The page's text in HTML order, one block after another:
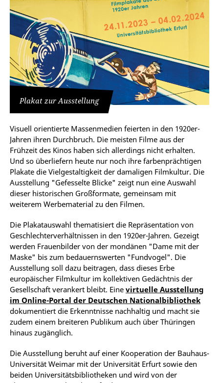
Plakat zur Ausstellung
Visuell orientierte Massenmedien feierten in den 1920er-
Jahren ihren Durchbruch. Die meisten Filme aus der
Frühzeit des Kinos haben sich allerdings nicht erhalten.
Und so überliefern heute nur noch ihre farbenprächtigen
Plakate die Vielgestaltigkeit der damaligen Filmkultur. Die
Ausstellung "Gefesselte Blicke" zeigt nun eine Auswahl
dieser historischen Großformate, gemeinsam mit
weiterem Werbematerial zu den Filmen.
Die Plakatauswahl thematisiert die Repräsentation von
Geschlechterverhältnissen in den 1920er-Jahren. Gezeigt
werden Frauenbilder von der mondänen "Dame mit der
Maske" bis zum bedauernswerten "Fundvogel". Die
Ausstellung soll dazu beitragen, dass dieses Erbe
europäischer Filmkultur im kollektiven Gedächtnis der
Gesellschaft verankert bleibt. Eine virtuelle Ausstellung
im Online-Portal der Deutschen Nationalbibliothek
dokumentiert die Erkenntnisse nachhaltig und macht sie
zudem einem breiteren Publikum auch über Thüringen
hinaus zugänglich.
Die Ausstellung beruht auf einer Kooperation der Bauhaus-
Universität Weimar mit der Universität Erfurt sowie den
beiden Universitätsbibliotheken und wird von der